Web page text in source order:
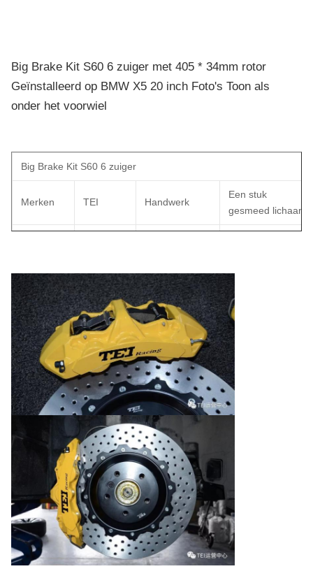
Big Brake Kit S60 6 zuiger met 405 * 34mm rotor
Geïnstalleerd op BMW X5 20 inch Foto's Toon als
onder het voorwiel
Big Brake Kit S60 6 zuiger
Merken TEI Handwerk
Een stuk
gesmeed lichaam
met een
vermogen
van niet
meer dan
10 kW
6 potten
Materiaal van
de zuiger
Aluminiumlegering
Logo's gesneden Pistondiameter
28.6mm